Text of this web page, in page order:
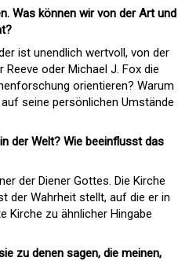
Was können wir von der Art und
ist unendlich wertvoll, von der
oder Michael J. Fox die
orientieren? Warum
seine persönlichen Umstände
der Welt? Wie beeinflusst das
der Diener Gottes. Die Kirche
der Wahrheit stellt, auf die er in
Kirche zu ähnlicher Hingabe
zu denen sagen, die meinen,